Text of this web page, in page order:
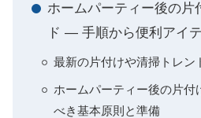
ホームパーティー後の片
ド ― 手順から便利アイ
最新の片付けや清掃トレン
ホームパーティー後の片付
べき基本原則と準備